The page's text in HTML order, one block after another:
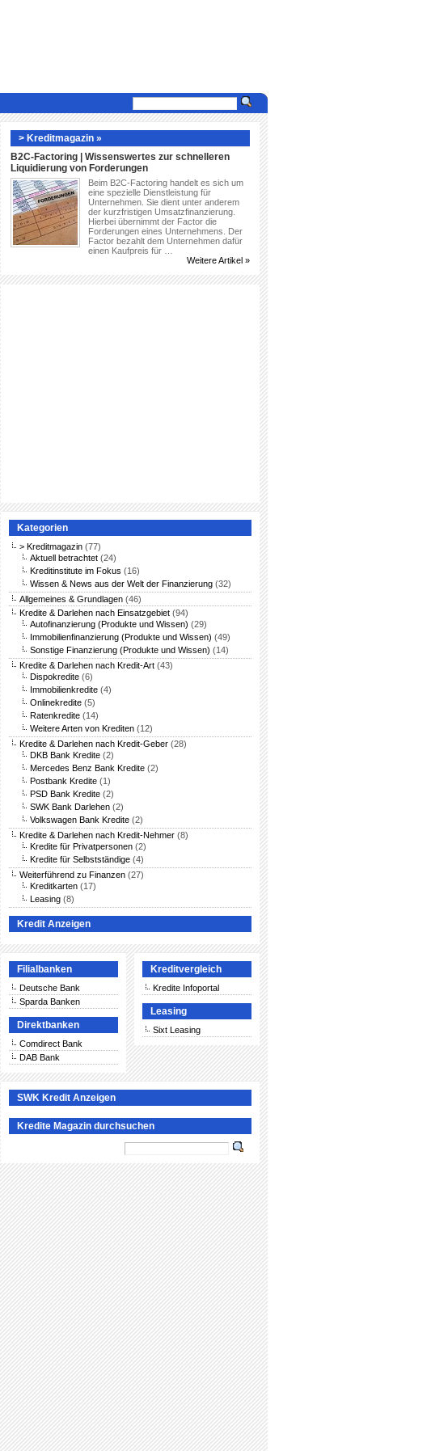
> Kreditmagazin »
B2C-Factoring | Wissenswertes zur schnelleren
Liquidierung von Forderungen
Beim B2C-Factoring handelt es sich um
eine spezielle Dienstleistung für
Unternehmen. Sie dient unter anderem
der kurzfristigen Umsatzfinanzierung.
Hierbei übernimmt der Factor die
Forderungen eines Unternehmens. Der
Factor bezahlt dem Unternehmen dafür
einen Kaufpreis für …
Weitere Artikel »
Kategorien
> Kreditmagazin (77)
Aktuell betrachtet (24)
Kreditinstitute im Fokus (16)
Wissen & News aus der Welt der Finanzierung (32)
Allgemeines & Grundlagen (46)
Kredite & Darlehen nach Einsatzgebiet (94)
Autofinanzierung (Produkte und Wissen) (29)
Immobilienfinanzierung (Produkte und Wissen) (49)
Sonstige Finanzierung (Produkte und Wissen) (14)
Kredite & Darlehen nach Kredit-Art (43)
Dispokredite (6)
Immobilienkredite (4)
Onlinekredite (5)
Ratenkredite (14)
Weitere Arten von Krediten (12)
Kredite & Darlehen nach Kredit-Geber (28)
DKB Bank Kredite (2)
Mercedes Benz Bank Kredite (2)
Postbank Kredite (1)
PSD Bank Kredite (2)
SWK Bank Darlehen (2)
Volkswagen Bank Kredite (2)
Kredite & Darlehen nach Kredit-Nehmer (8)
Kredite für Privatpersonen (2)
Kredite für Selbstständige (4)
Weiterführend zu Finanzen (27)
Kreditkarten (17)
Leasing (8)
Kredit Anzeigen
Filialbanken
Deutsche Bank
Sparda Banken
Direktbanken
Comdirect Bank
DAB Bank
Kreditvergleich
Kredite Infoportal
Leasing
Sixt Leasing
SWK Kredit Anzeigen
Kredite Magazin durchsuchen